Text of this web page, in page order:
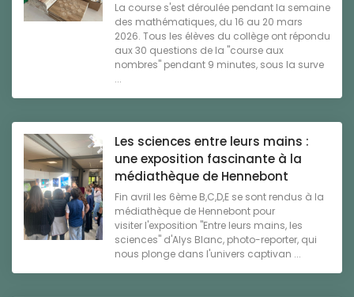
La course s'est déroulée pendant la semaine
des mathématiques, du 16 au 20 mars
2026. Tous les élèves du collège ont répondu
aux 30 questions de la "course aux
nombres" pendant 9 minutes, sous la surve
...
Les sciences entre leurs mains :
une exposition fascinante à la
médiathèque de Hennebont
Fin avril les 6ème B,C,D,E se sont rendus à la
médiathèque de Hennebont pour
visiter l'exposition "Entre leurs mains, les
sciences" d'Alys Blanc, photo-reporter, qui
nous plonge dans l'univers captivan ...